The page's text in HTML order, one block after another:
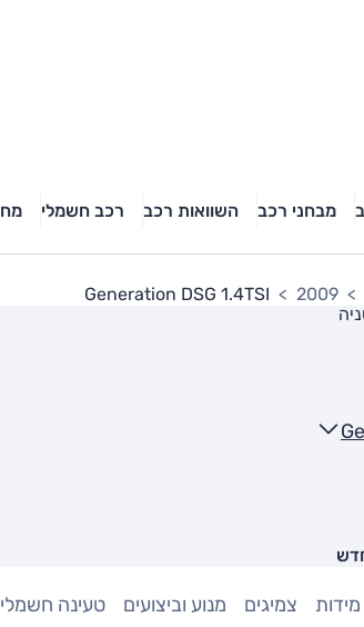
מבחני רכב השוואות רכב רכב חשמלי
2009
Generation DSG 1.4TSI
מידות צמיגים מנוע וביצועים טעינה